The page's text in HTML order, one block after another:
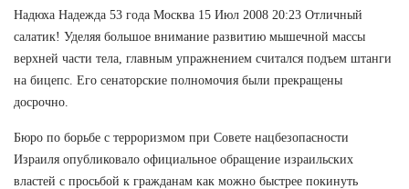
Надюха Надежда 53 года Москва 15 Июл 2008 20:23 Отличный
салатик! Уделяя большое внимание развитию мышечной массы
верхней части тела, главным упражнением считался подъем штанги
на бицепс. Его сенаторские полномочия были прекращены
досрочно.
Бюро по борьбе с терроризмом при Совете нацбезопасности
Израиля опубликовало официальное обращение израильских
властей с просьбой к гражданам как можно быстрее покинуть